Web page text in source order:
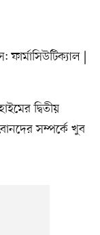
|
দ্বিতীয়
সম্পর্কে খুব